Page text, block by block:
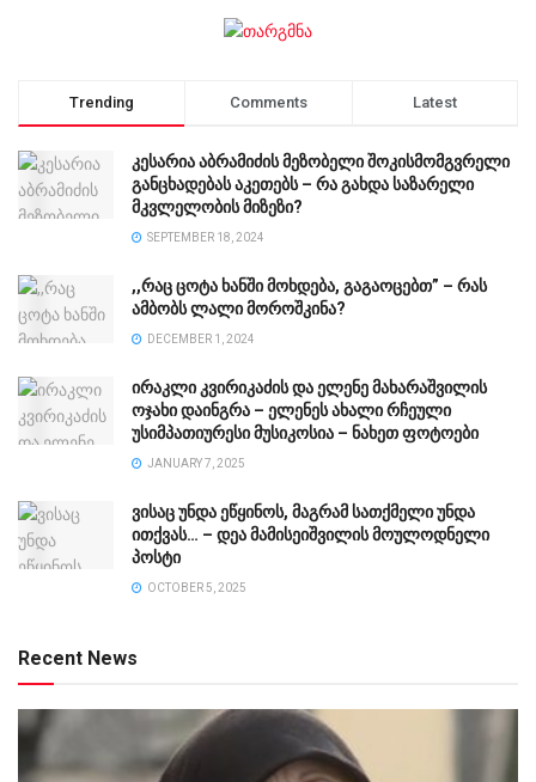
Trending Comments Latest
კესარია აბრამიძის მეზობელი შოკისმომგვრელი
განცხადებას აკეთებს – რა გახდა საზარელი
მკვლელობის მიზეზი?
SEPTEMBER 18, 2024
,,რაც ცოტა ხანში მოხდება, გაგაოცებთ” – რას
ამბობს ლალი მოროშკინა?
DECEMBER 1, 2024
ირაკლი კვირიკაძის და ელენე მახარაშვილის
ოჯახი დაინგრა – ელენეს ახალი რჩეული
უსიმპათიურესი მუსიკოსია – ნახეთ ფოტოები
JANUARY 7, 2025
ვისაც უნდა ეწყინოს, მაგრამ სათქმელი უნდა
ითქვას… – დეა მამისეიშვილის მოულოდნელი
პოსტი
OCTOBER 5, 2025
Recent News